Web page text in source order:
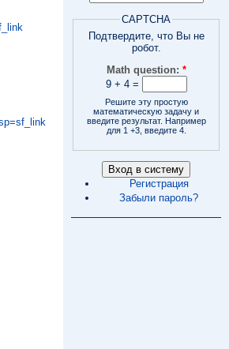
CAPTCHA
Подтвердите, что Вы не
робот.
Math question: *
9 + 4 =
Решите эту простую
математическую задачу и
введите результат. Например
для 1 +3, введите 4.
Регистрация
Забыли пароль?